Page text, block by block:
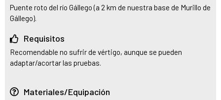
Puente roto del río Gállego (a 2 km de nuestra base de Murillo de
Gállego).
Requisitos
Recomendable no sufrir de vértigo, aunque se pueden
adaptar/acortar las pruebas.
Materiales/Equipación